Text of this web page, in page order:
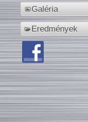
Galéria
Eredmények